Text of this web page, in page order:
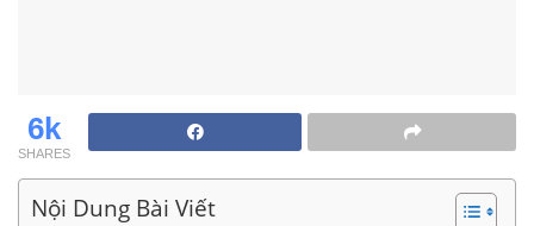
6k
SHARES
Nội Dung Bài Viết